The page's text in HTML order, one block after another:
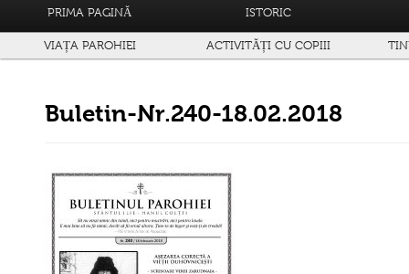
PRIMA PAGINĂ ISTORIC
VIAȚA PAROHIEI ACTIVITĂȚI CU COPIII
Buletin-Nr.240-18.02.2018